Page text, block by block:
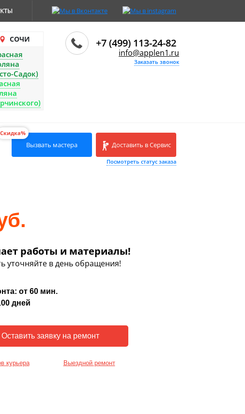
СОЧИ
Садок)
+7 (499) 113-24-82
info@applen1.ru
Заказать звонок
Скидка%
Вызвать мастера Доставить в Сервис
Посмотреть статус заказа
работы и материалы!
уточняйте в день обращения!
от 60 мин.
дней
курьера Выездной ремонт